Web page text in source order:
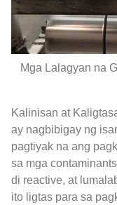
Mga Lalagyan na
Kalinisan at
ay nagbibigay ng
pagtiyak na ang
sa mga
di reactive, at
ito ligtas para sa